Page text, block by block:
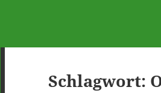
Schlagwort: